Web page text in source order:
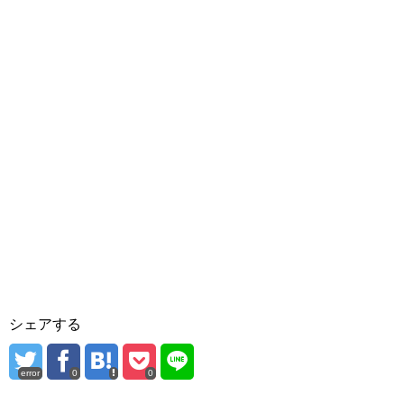
シェアする
error 0 0